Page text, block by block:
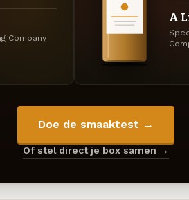
Company
A
Doe de smaaktest →
Of stel direct je box samen →